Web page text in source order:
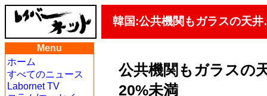
韓国:公共機関もガラスの天
Menu
ホーム
すべてのニュース
Labornet TV
公共機関もガラスの
20%未満